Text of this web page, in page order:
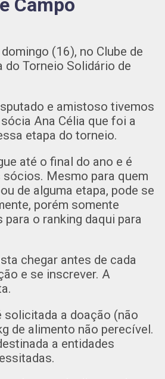
(16), no Clube de
do Torneio Solidário de
e amistoso tivemos
Ana Célia que foi a
etapa do torneio.
até o final do ano e é
Mesmo para quem
de alguma etapa, pode se
porém somente
o ranking daqui para
chegar antes de cada
e se inscrever. A
solicitada a doação (não
de alimento não perecível.
a entidades